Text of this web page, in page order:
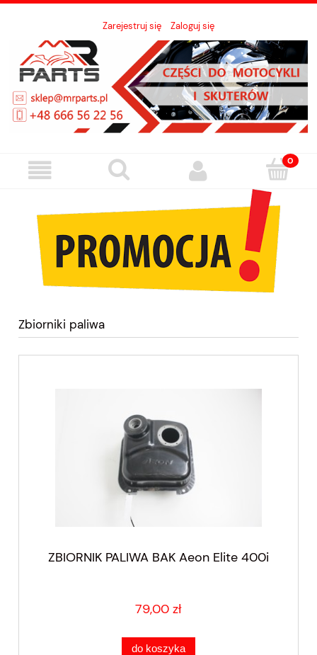
Zarejestruj się Zaloguj się
Zbiorniki paliwa
ZBIORNIK PALIWA BAK Aeon Elite 400i
79,00 zł
do koszyka